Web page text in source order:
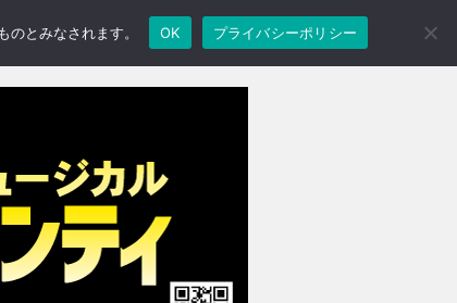
とみなされます。 OK プライバシーポリシー